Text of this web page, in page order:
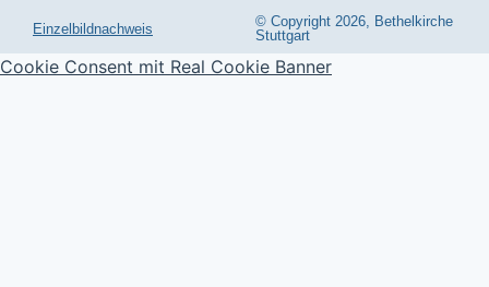
Einzelbildnachweis
© Copyright 2026, Bethelkirche
Stuttgart
Cookie Consent mit Real Cookie Banner